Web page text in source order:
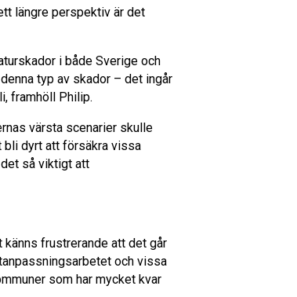
längre perspektiv är det
i både Sverige och
typ av skador – det ingår
framhöll Philip.
värsta scenarier skulle
bli dyrt att försäkra vissa
så viktigt att
känns frustrerande att det går
och vissa
som har mycket kvar